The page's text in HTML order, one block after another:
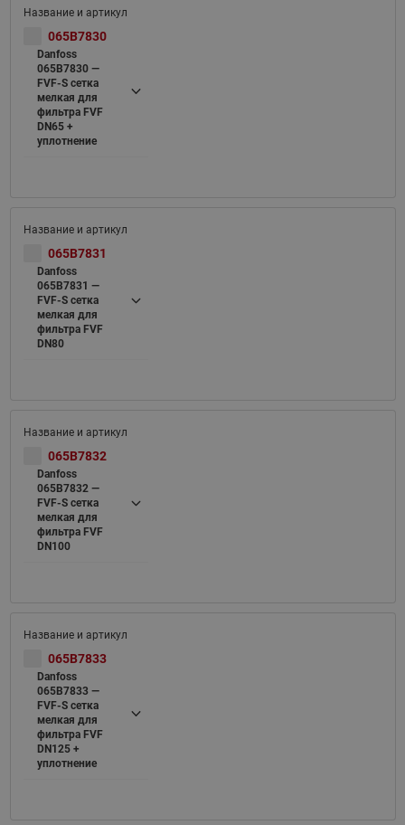
065B7830
Danfoss
065B7830 —
FVF-S cетка
мелкая для
фильтра FVF
DN65 +
уплотнение
065B7831
Danfoss
065B7831 —
FVF-S cетка
мелкая для
фильтра FVF
DN80
065B7832
Danfoss
065B7832 —
FVF-S cетка
мелкая для
фильтра FVF
DN100
065B7833
Danfoss
065B7833 —
FVF-S cетка
мелкая для
фильтра FVF
DN125 +
уплотнение